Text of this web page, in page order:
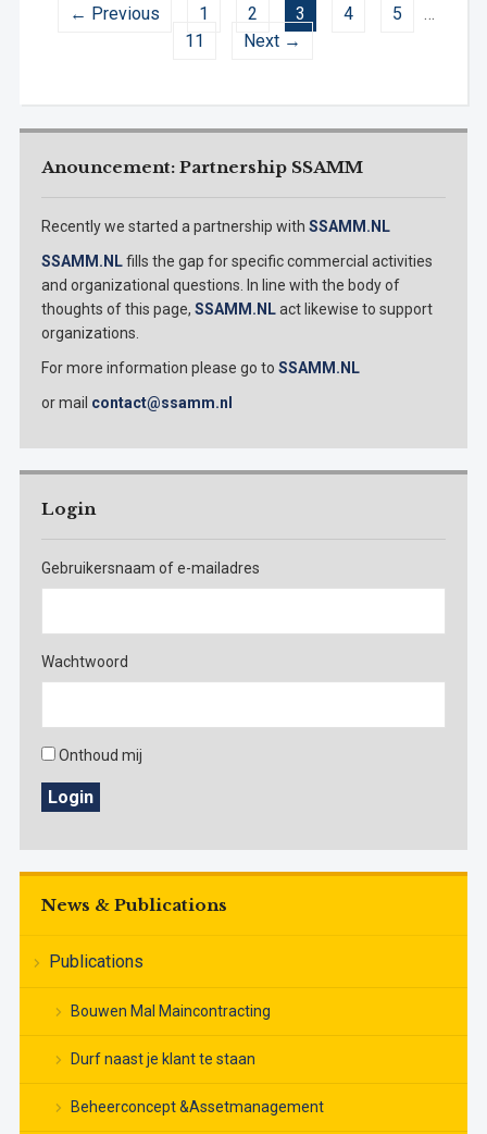
Anouncement: Partnership SSAMM
Recently we started a partnership with SSAMM.NL
SSAMM.NLfills the gap for specific commercial activities
and organizational questions. In line with the body of
thoughts of this page, SSAMM.NLact likewise to support
organizations.
For more information please go to SSAMM.NL
or mail contact@ssamm.nl
Login
Gebruikersnaam of e-mailadres
Wachtwoord
Onthoud mij
Login
News & Publications
Publications
Bouwen Mal Maincontracting
Durf naast je klant te staan
Beheerconcept &Assetmanagement
← Previous 1 2 3 4 5
…
11
Next →